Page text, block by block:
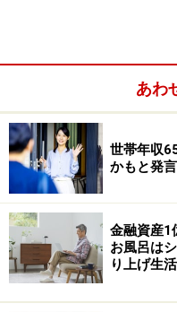
あったため奨学金を借
うことで、あまり前向
学金を受けている人が
負担にはならなかった
あわ
世帯年収
かもと発
金融資産1
お風呂は
り上げ生活